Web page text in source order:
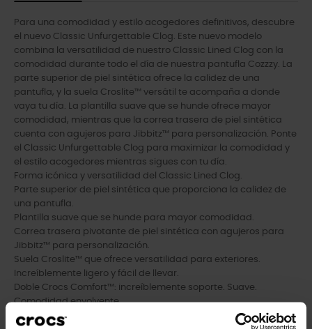
Para una comodidad y estilo acogedores definitivos, descubre
el nuevo Classic Unfurgettable Clog. Este nuevo modelo
combina la versatilidad de nuestro Classic Lined Clog con la
comodidad durante todo el día de nuestra pantufla Cozzzy. La
parte superior de piel sintética ofrece la calidez de una
pantufla, y la suela Croslite™ versátil te acompaña a donde
vaya tu día. La plantilla suave que se hunde ofrece mayor
comodidad, mientras que la correa trasera de piel sintética
cuenta con agujeros para Jibbitz™ para personalización. Ponte
el Classic Unfurgettable Clog para maximizar la comodidad y
el estilo acogedores mientras sigues con tu día.
Forma icónica y versatilidad del Classic Lined Clog.
Parte superior de piel sintética que proporciona la calidez de
una pantufla.
Plantilla suave que se hunde para mayor comodidad.
Correa trasera pivotante de piel sintética con agujeros para
Jibbitz™ para personalización.
Suela Croslite™ que ofrece versatilidad para exteriores.
Increíblemente ligero y fácil de llevar.
Doble Crocs Comfort™: increíblemente soporte. Suave.
Comodidad envolvente.